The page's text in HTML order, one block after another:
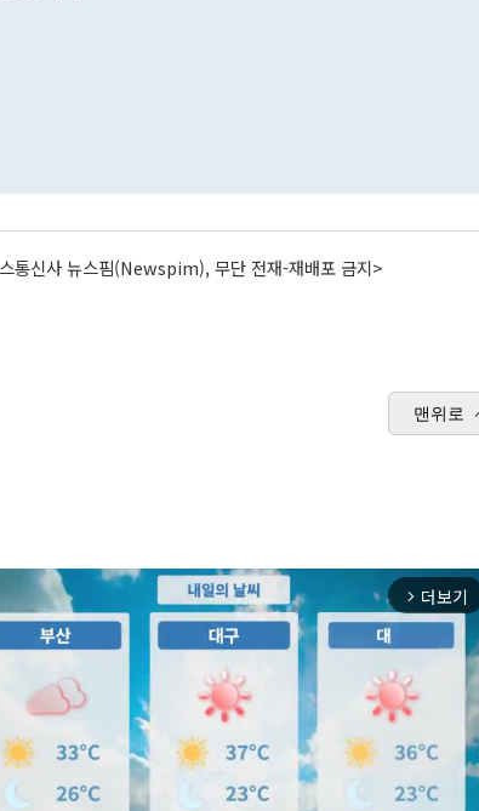
통신사 뉴스핌(Newspim), 무단 전재-재배포 금지>
맨위로
arrow_forward_ios 더보기